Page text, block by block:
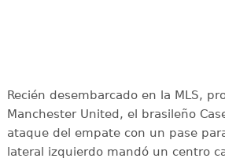
Recién desembarcado en la MLS,
Manchester United, el brasileño
ataque del empate con un pase
lateral izquierdo mandó un centro